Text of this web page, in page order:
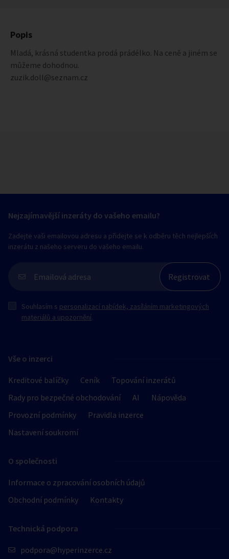
Popis
Mladá, krásná studentka prodá prádélko. Na ceně a jiném se
můžeme dohodnou.
zuzik.doll@seznam.cz
Vše o inzerci
Kreditové balíčky Ceník
Topování inzerátů
Rady pro bezpečné obchodování
AI
Nápověda
Provozní podmínky
Pravidla inzerce
Nastavení soukromí
O společnosti
Informace o zpracování osobních údajů
Obchodní podmínky
Kontakty
Technická podpora
podpora@hyperinzerce.cz
Nejzajímavější inzeráty do vašeho emailu?
Zadejte vaši emailovou adresu a přidejte se k odběru těch nejlepších
inzerátu z našeho serveru do vašeho emailu.
Souhlasím s personalizací nabídek, zasíláním marketingových
materiálů a upozornění.